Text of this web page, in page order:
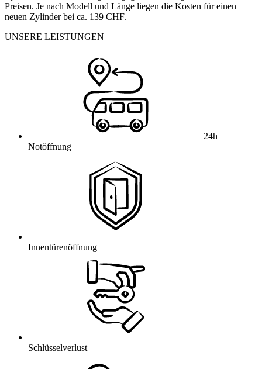
Preisen. Je nach Modell und Länge liegen die Kosten für einen
neuen Zylinder bei ca. 139 CHF.
UNSERE LEISTUNGEN
24h
Notöffnung
Innentürenöffnung
Schlüsselverlust